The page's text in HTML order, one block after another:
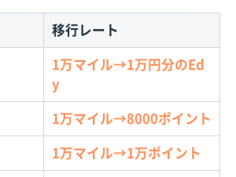
移行レート
1万マイル→1万円分のEd
y
1万マイル→8000ポイント
1万マイル→1万ポイント